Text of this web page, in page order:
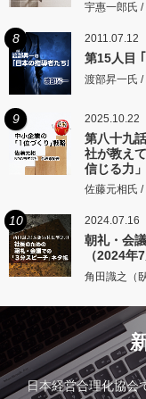
宇惠一郎氏
8 2011.07.12
第15人目
渡部昇一氏 /
9 2025.10.22
第八十九
社が教え
信じる力」
佐藤元相氏
10 2024.07.16
朝礼・会
（2024年
角田識之（
日本経営合理化協会